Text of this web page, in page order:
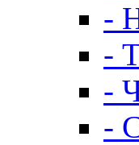
-
-
-
-